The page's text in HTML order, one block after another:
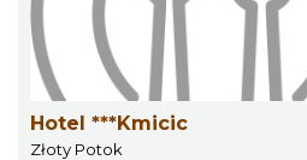
Hotel ***Kmicic
Złoty Potok